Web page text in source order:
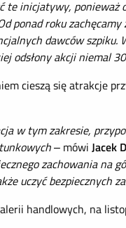
te inicjatywy,
ponad roku
dawców
odsłony akcji niemal
cieszą się atrakcje
w tym zakresie,
– mówi Jacek
zachowania na
uczyć bezpiecznych
handlowych, na